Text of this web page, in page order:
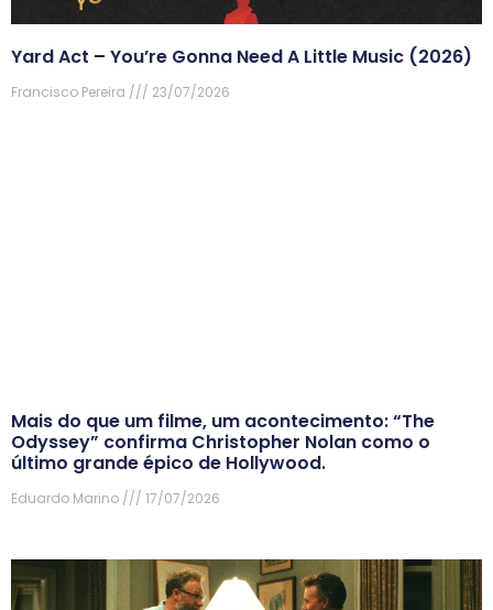
Yard Act – You’re Gonna Need A Little Music (2026)
Francisco Pereira 23/07/2026
Mais do que um filme, um acontecimento: “The
Odyssey” confirma Christopher Nolan como o
último grande épico de Hollywood.
Eduardo Marino 17/07/2026